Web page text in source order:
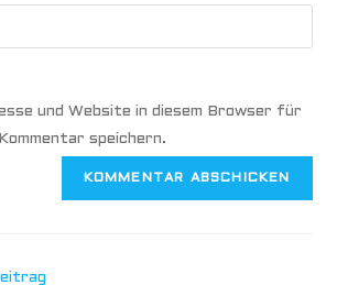
und Website in diesem Browser für
speichern.